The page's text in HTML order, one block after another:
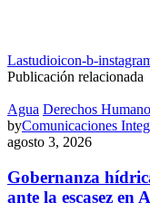
Lastudioicon-b-
Publicación relacionada
Agua Derechos
byComunicaciones
agosto 3, 2026
Gobernanza
ante la escasez en